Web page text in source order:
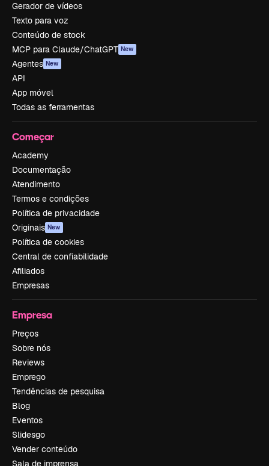
Gerador de vídeos
Texto para voz
Conteúdo de stock
MCP para Claude/ChatGPT New
Agentes New
API
App móvel
Todas as ferramentas
Começar
Academy
Documentação
Atendimento
Termos e condições
Política de privacidade
Originais New
Política de cookies
Central de confiabilidade
Afiliados
Empresas
Empresa
Preços
Sobre nós
Reviews
Emprego
Tendências de pesquisa
Blog
Eventos
Slidesgo
Vender conteúdo
Sala de imprensa